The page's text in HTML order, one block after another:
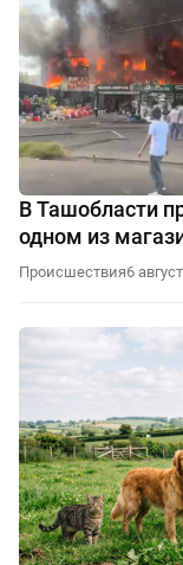
В Ташобласти
одном из
Происшествия6